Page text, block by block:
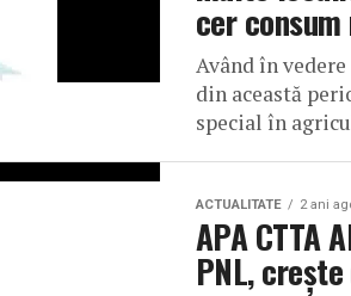
cer
Având în
din această
special în
ACTUALITATE 2 ani
APA CTTA
PNL,